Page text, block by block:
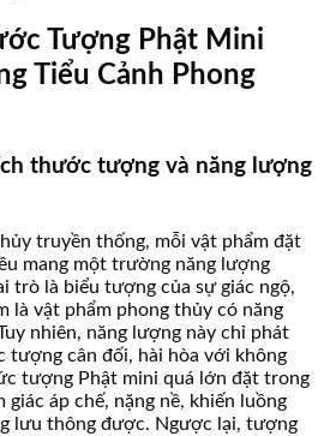
Tượng Phật Mini
Tiểu Cảnh Phong
thước tượng và năng lượng
truyền thống, mỗi vật phẩm đặt
mang một trường năng lượng
trò là biểu tượng của sự giác ngộ,
là vật phẩm phong thủy có năng
nhiên, năng lượng này chỉ phát
tượng cân đối, hài hòa với không
tượng Phật mini quá lớn đặt trong
giác áp chế, nặng nề, khiến luồng
lưu thông được. Ngược lại, tượng